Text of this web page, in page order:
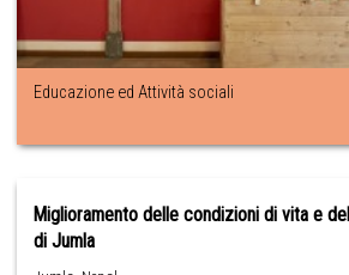
Educazione ed Attività sociali
Miglioramento delle condizioni di vita e
di Jumla